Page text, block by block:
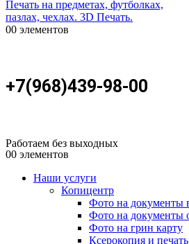
00 элементов
+7(968)439-98-00
Работаем без выходных
00 элементов
Наши услуги
Копицентр
Фото на документы
Фото на документы
Фото на грин карту
Ксерокопия и